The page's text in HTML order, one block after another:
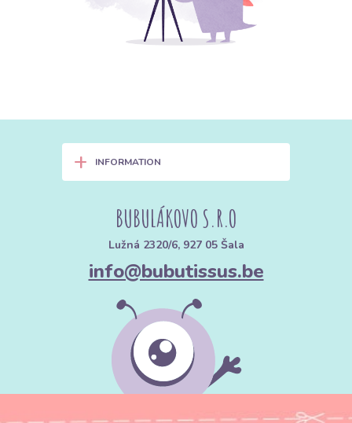
+ INFORMATION
BUBULÁKOVO S.R.O
Lužná 2320/6, 927 05 Šala
info@bubutissus.be